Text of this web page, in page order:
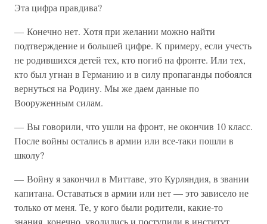
Эта цифра правдива?
— Конечно нет. Хотя при желании можно найти
подтверждение и большей цифре. К примеру, если учесть
не родившихся детей тех, кто погиб на фронте. Или тех,
кто был угнан в Германию и в силу пропаганды побоялся
вернуться на Родину. Мы же даем данные по
Вооруженным силам.
— Вы говорили, что ушли на фронт, не окончив 10 класс.
После войны остались в армии или все-таки пошли в
школу?
— Войну я закончил в Миттаве, это Курляндия, в звании
капитана. Оставаться в армии или нет — это зависело не
только от меня. Те, у кого были родители, какие-то
знания, конечно, уволились и поступили в институт.